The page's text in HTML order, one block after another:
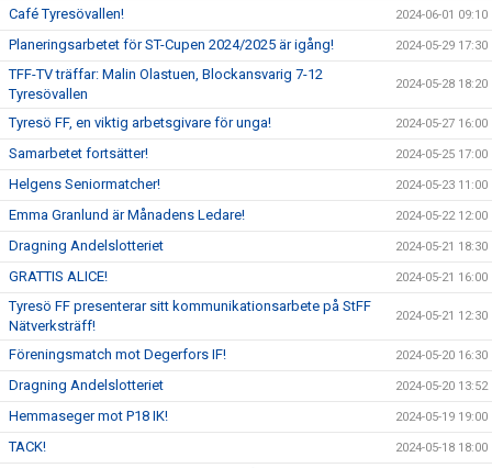
Café Tyresövallen! 2024-06-01 09:10
Planeringsarbetet för ST-Cupen 2024/2025 är igång! 2024-05-29 17:30
TFF-TV träffar: Malin Olastuen, Blockansvarig 7-12
Tyresövallen
2024-05-28 18:20
Tyresö FF, en viktig arbetsgivare för unga! 2024-05-27 16:00
Samarbetet fortsätter! 2024-05-25 17:00
Helgens Seniormatcher! 2024-05-23 11:00
Emma Granlund är Månadens Ledare! 2024-05-22 12:00
Dragning Andelslotteriet 2024-05-21 18:30
GRATTIS ALICE! 2024-05-21 16:00
Tyresö FF presenterar sitt kommunikationsarbete på StFF
Nätverksträff!
2024-05-21 12:30
Föreningsmatch mot Degerfors IF! 2024-05-20 16:30
Dragning Andelslotteriet 2024-05-20 13:52
Hemmaseger mot P18 IK! 2024-05-19 19:00
TACK! 2024-05-18 18:00